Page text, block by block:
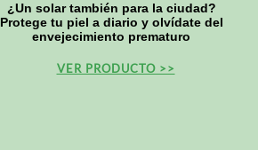
¿Un solar también para la ciudad?
Protege tu piel a diario y olvídate del
envejecimiento prematuro
VER PRODUCTO >>